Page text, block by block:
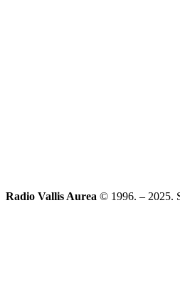
Radio Vallis Aurea © 1996. – 2025.